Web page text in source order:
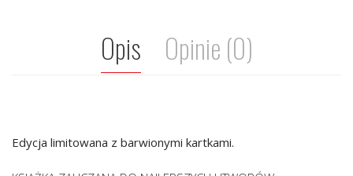
Opis Opinie (0)
Edycja limitowana z barwionymi kartkami.